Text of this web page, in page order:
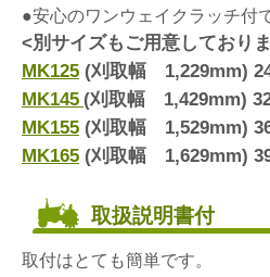
●安心のワンウェイクラッチ付
<別サイズもご用意しており
MK125 (刈取幅 1,229mm)
MK145 (刈取幅 1,429mm)
MK155 (刈取幅 1,529mm)
MK165 (刈取幅 1,629mm)
取扱説明書付
取付はとても簡単です。